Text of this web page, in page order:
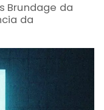
Brundage da
da